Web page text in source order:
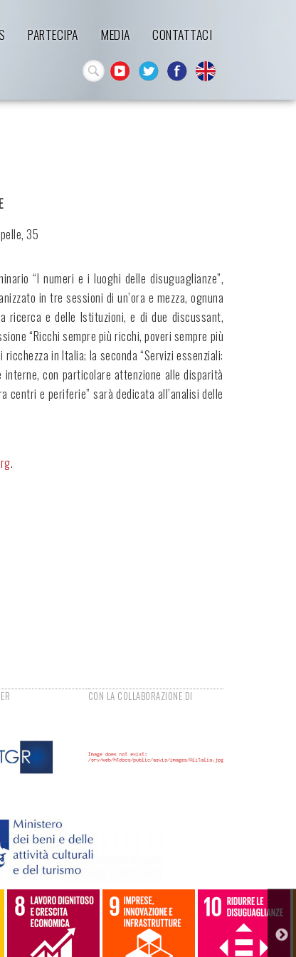
PARTECIPA MEDIA CONTATTACI
35
“I numeri e i luoghi delle disuguaglianze”,
in tre sessioni di un’ora e mezza, ognuna
ricerca e delle Istituzioni, e di due discussant,
“Ricchi sempre più ricchi, poveri sempre più
in Italia; la seconda “Servizi essenziali:
con particolare attenzione alle disparità
centri e periferie” sarà dedicata all’analisi delle
.